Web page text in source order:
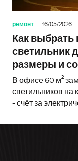
ремонт 16/05/2026
Как выбрать
светильник
размеры и
В офисе 60 м²
светильников на
- счёт за